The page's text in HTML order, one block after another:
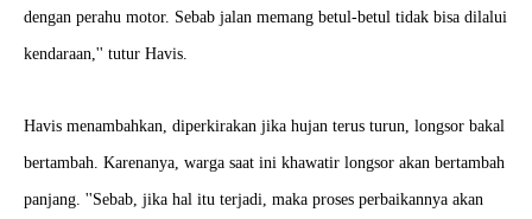
dengan perahu motor. Sebab jalan memang betul-betul tidak bisa dilalui
kendaraan,'' tutur Havis.
Havis menambahkan, diperkirakan jika hujan terus turun, longsor bakal
bertambah. Karenanya, warga saat ini khawatir longsor akan bertambah
panjang. ''Sebab, jika hal itu terjadi, maka proses perbaikannya akan